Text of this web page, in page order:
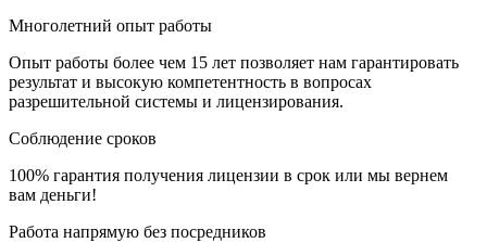
Многолетний опыт работы
Опыт работы более чем 15 лет позволяет нам гарантировать
результат и высокую компетентность в вопросах
разрешительной системы и лицензирования.
Соблюдение сроков
100% гарантия получения лицензии в срок или мы вернем
вам деньги!
Работа напрямую без посредников